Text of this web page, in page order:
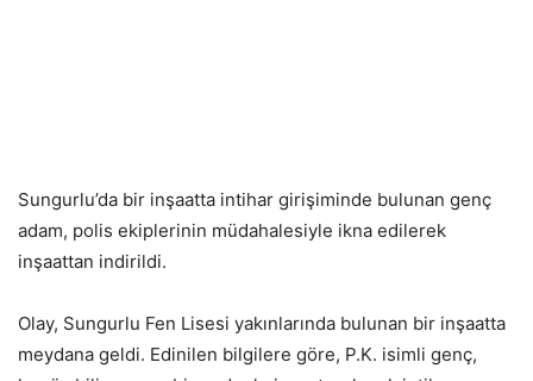
Sungurlu’da bir inşaatta intihar girişiminde bulunan genç
adam, polis ekiplerinin müdahalesiyle ikna edilerek
inşaattan indirildi.
Olay, Sungurlu Fen Lisesi yakınlarında bulunan bir inşaatta
meydana geldi. Edinilen bilgilere göre, P.K. isimli genç,